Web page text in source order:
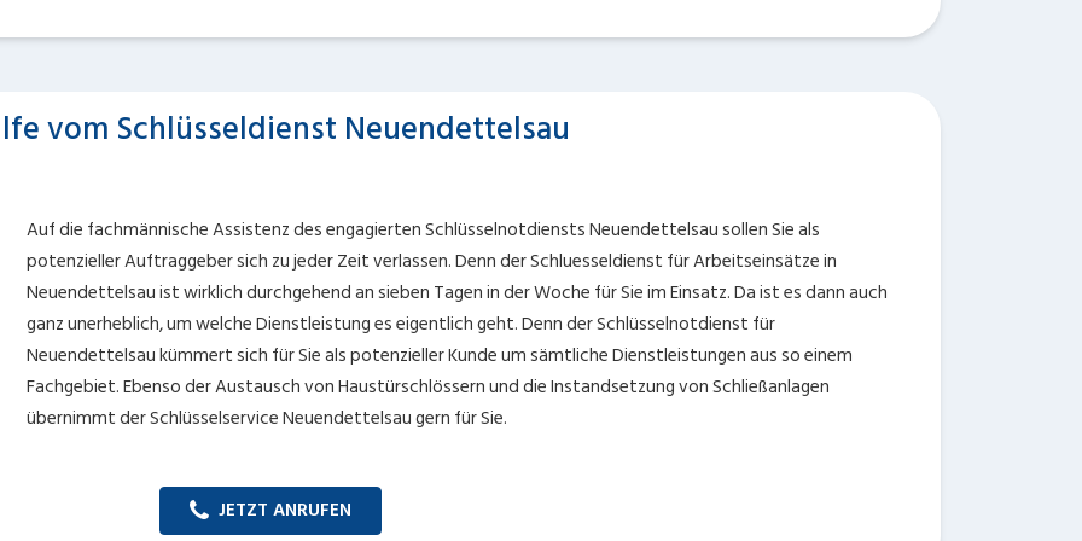
vom Schlüsseldienst Neuendettelsau
Auf die fachmännische Assistenz des engagierten Schlüsselnotdiensts Neuendettelsau sollen Sie als
potenzieller Auftraggeber sich zu jeder Zeit verlassen. Denn der Schluesseldienst für Arbeitseinsätze in
Neuendettelsau ist wirklich durchgehend an sieben Tagen in der Woche für Sie im Einsatz. Da ist es dann auch
ganz unerheblich, um welche Dienstleistung es eigentlich geht. Denn der Schlüsselnotdienst für
Neuendettelsau kümmert sich für Sie als potenzieller Kunde um sämtliche Dienstleistungen aus so einem
Fachgebiet. Ebenso der Austausch von Haustürschlössern und die Instandsetzung von Schließanlagen
übernimmt der Schlüsselservice Neuendettelsau gern für Sie.
JETZT ANRUFEN